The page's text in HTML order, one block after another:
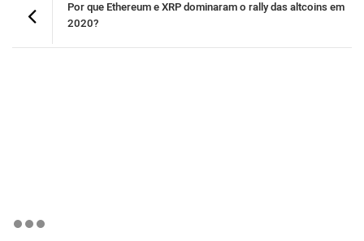
Por que Ethereum e XRP dominaram o rally das altcoins em
2020?